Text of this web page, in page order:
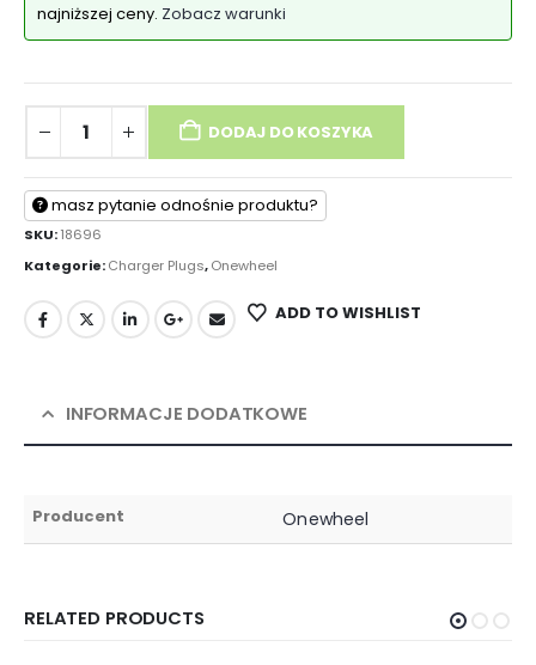
najniższej ceny. Zobacz warunki
DODAJ DO KOSZYKA
masz pytanie odnośnie produktu?
SKU:18696
Kategorie:Charger Plugs,Onewheel
ADD TO WISHLIST
INFORMACJE DODATKOWE
Producent Onewheel
RELATED PRODUCTS